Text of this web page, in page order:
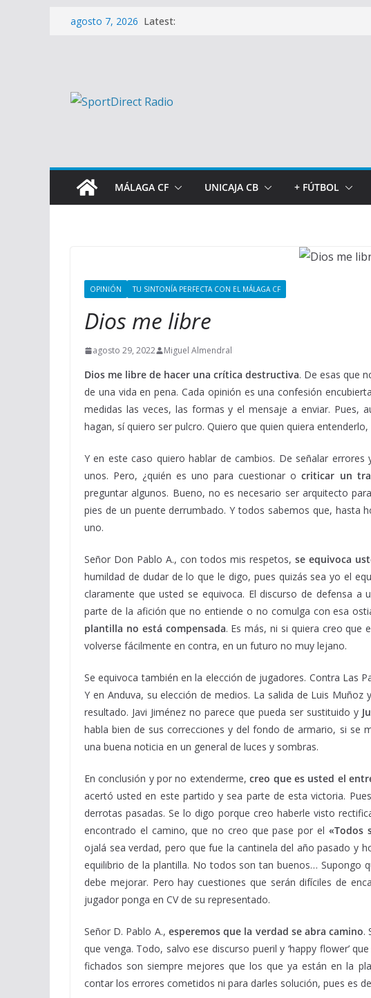
Saltaragosto 7, 2026 Latest:
MÁLAGA CF UNICAJA CB + FÚTBOL
OPINIÓN TU SINTONÍA PERFECTA CON EL MÁLAGA CF
Dios me libre
agosto 29, 2022 Miguel Almendral
Dios me libre de hacer una crítica destructiva. De esas que
de una vida en pena. Cada opinión es una confesión
medidas las veces, las formas y el mensaje a enviar. Pues,
hagan, sí quiero ser pulcro. Quiero que quien quiera
Y en este caso quiero hablar de cambios. De señalar
unos. Pero, ¿quién es uno para cuestionar ocriticar un
preguntar algunos. Bueno, no es necesario ser arquitecto
pies de un puente derrumbado. Y todos sabemos que, hasta
uno.
Señor Don Pablo A., con todos mis respetos, se equivoca
humildad de dudar de lo que le digo, pues quizás sea yo el
claramente que usted se equivoca. El discurso de defensa
parte de la afición que no entiende o no comulga con esa
plantilla no está compensada. Es más, ni si quiera creo que
volverse fácilmente en contra, en un futuro no muy lejano.
Se equivoca también en la elección de jugadores. Contra Las
Y en Anduva, su elección de medios. La salida de Luis
resultado. Javi Jiménez no parece que pueda ser sustituido y
habla bien de sus correcciones y del fondo de armario, si se
una buena noticia en un general de luces y sombras.
En conclusión y por no extenderme,creo que es usted el
acertó usted en este partido y sea parte de esta victoria.
derrotas pasadas. Se lo digo porque creo haberle visto
encontrado el camino, que no creo que pase por el «Todos
ojalá sea verdad, pero que fue la cantinela del año pasado y
equilibrio de la plantilla. No todos son tan buenos… Supongo
debe mejorar. Pero hay cuestiones que serán difíciles de
jugador ponga en CV de su representado.
Señor D. Pablo A., esperemos que la verdad se abra camino.
que venga. Todo, salvo ese discurso pueril y ‘happy flower’
fichados son siempre mejores que los que ya están en la
contar los errores cometidos ni para darles solución, pues es